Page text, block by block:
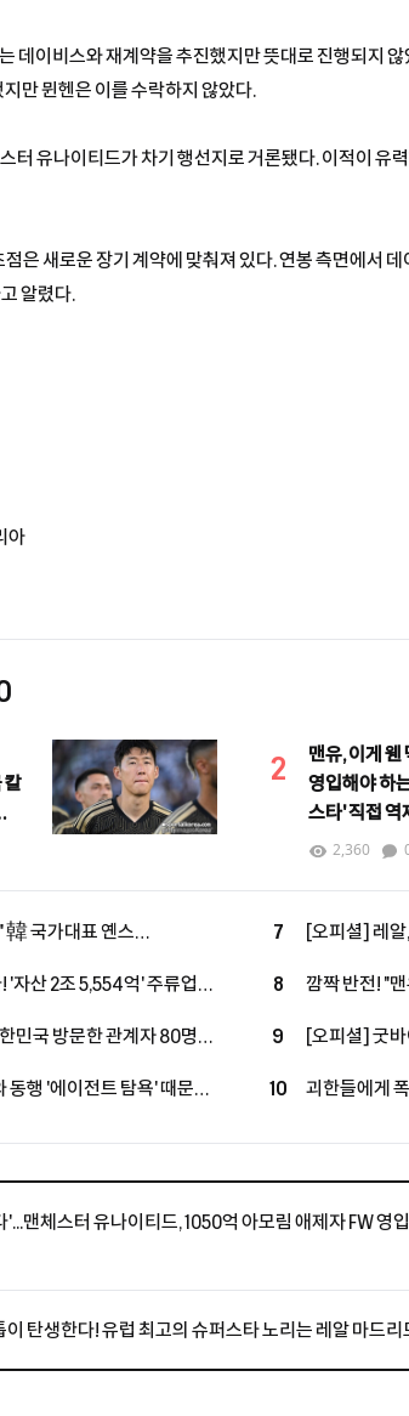
데이비스와 재계약을 추진했지만 뜻대로 진행되지
만 뮌헨은 이를 수락하지 않았다.
터 유나이티드가 차기 행선지로 거론됐다. 이적이 유
은 새로운 장기 계약에 맞춰져 있다. 연봉 측면에서
알렸다.
아
칼
2
맨유, 이게 웬
영입해야 하
스타' 직접 역
등장"2,360
韓 국가대표 옌스
'자산 2조 5,554억' 주류업계
민국 방문한 관계자 80명
행 '에이전트 탐욕' 때문에
7
[오피셜] 레
'괴물 공격진'
8
깜짝 반전! "
9
[오피셜] 굿
체결, 'LEE 대
10
괴한들에게
맨체스터 유나이티드, 1050억 아모림 애제자 FW 영입
탄생한다! 유럽 최고의 슈퍼스타 노리는 레알 마드